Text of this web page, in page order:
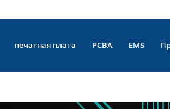
печатная плата PCBA EMS